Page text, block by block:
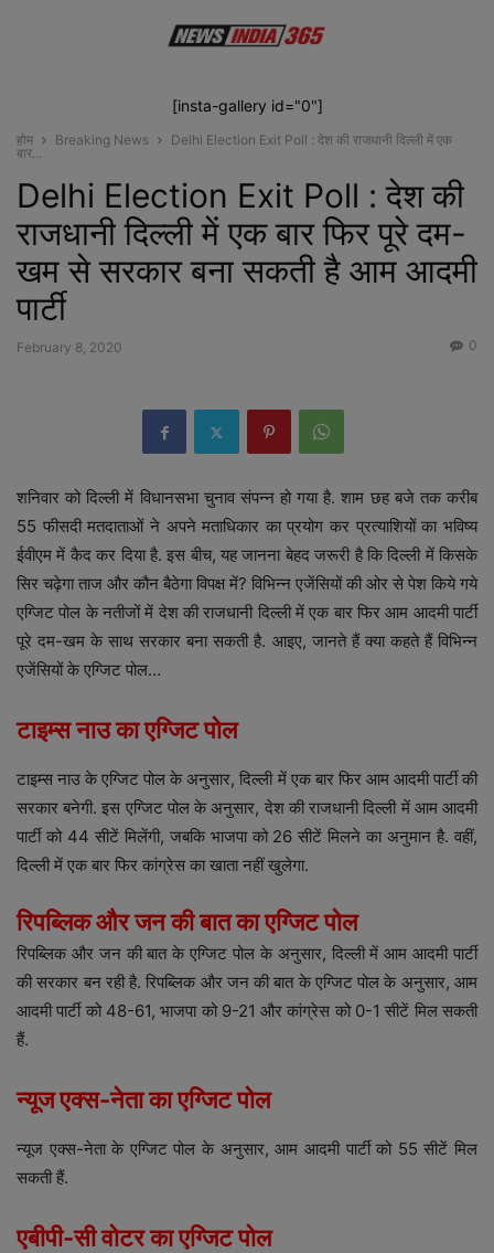
[insta-gallery id="0"]
होम Breaking News
Delhi Election Exit Poll : देश की राजधानी दिल्ली में एक
बार...
Delhi Election Exit Poll : देश की
राजधानी दिल्ली में एक बार फिर पूरे दम-
खम से सरकार बना सकती है आम आदमी
पार्टी
February 8, 2020 0
शनिवार को दिल्ली में विधानसभा चुनाव संपन्न हो गया है. शाम छह बजे तक करीब
55 फीसदी मतदाताओं ने अपने मताधिकार का प्रयोग कर प्रत्याशियों का भविष्य
ईवीएम में कैद कर दिया है. इस बीच, यह जानना बेहद जरूरी है कि दिल्ली में किसके
सिर चढ़ेगा ताज और कौन बैठेगा विपक्ष में? विभिन्न एजेंसियों की ओर से पेश किये गये
एग्जिट पोल के नतीजों में देश की राजधानी दिल्ली में एक बार फिर आम आदमी पार्टी
पूरे दम-खम के साथ सरकार बना सकती है. आइए, जानते हैं क्या कहते हैं विभिन्न
एजेंसियों के एग्जिट पोल…
टाइम्स नाउ का एग्जिट पोल
टाइम्स नाउ के एग्जिट पोल के अनुसार, दिल्ली में एक बार फिर आम आदमी पार्टी की
सरकार बनेगी. इस एग्जिट पोल के अनुसार, देश की राजधानी दिल्ली में आम आदमी
पार्टी को 44 सीटें मिलेंगी, जबकि भाजपा को 26 सीटें मिलने का अनुमान है. वहीं,
दिल्ली में एक बार फिर कांग्रेस का खाता नहीं खुलेगा.
रिपब्लिक और जन की बात का एग्जिट पोल
रिपब्लिक और जन की बात के एग्जिट पोल के अनुसार, दिल्ली में आम आदमी पार्टी
की सरकार बन रही है. रिपब्लिक और जन की बात के एग्जिट पोल के अनुसार, आम
आदमी पार्टी को 48-61, भाजपा को 9-21 और कांग्रेस को 0-1 सीटें मिल सकती
हैं.
न्यूज एक्स-नेता का एग्जिट पोल
न्यूज एक्स-नेता के एग्जिट पोल के अनुसार, आम आदमी पार्टी को 55 सीटें मिल
सकती हैं.
एबीपी-सी वोटर का एग्जिट पोल